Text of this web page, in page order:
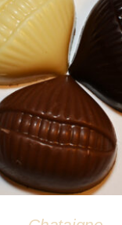
DÉTAILS